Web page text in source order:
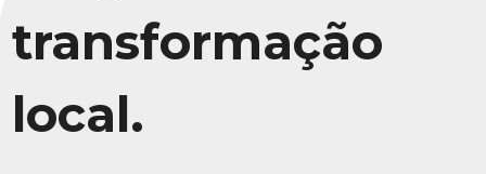
transformação
local.